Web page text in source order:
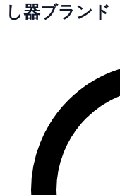
し器ブランド